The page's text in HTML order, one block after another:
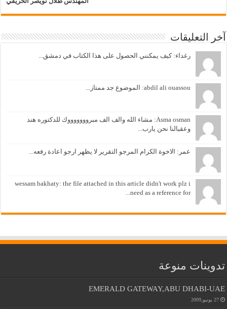
آخر التعليقات
رغداء: كيف يمكنني الحصول على هذا الكتاب في دمشق...
abdil ali ouassou: الموضوع جد ممتاز...
Asma osman: مشاء الله والف الف مبروووووووك للدكتوره هند
وعقبالنا نحن يارب...
عمر: الاخوة الكرام المرجو التقرير لا يظهر ارجو اعادة رفعه...
wessam bakhaty: the file attached in this article didn't work plz i
need as a reference for...
تدوينات منوعة
EMERALD GATEWAY,ABU DHABI-UAE
27 يونيو,2009